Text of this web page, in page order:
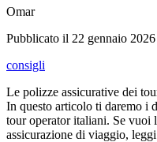
Omar
Pubblicato il 22 gennaio 2026
consigli
Le polizze assicurative dei
In questo articolo ti daremo i
tour operator italiani. Se vuoi
assicurazione di viaggio,